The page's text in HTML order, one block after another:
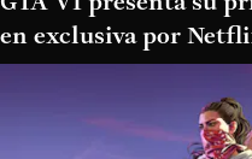
en exclusiva por